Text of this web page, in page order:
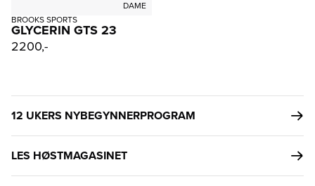
DAME
BROOKS SPORTS
GLYCERIN GTS 23
2200,-
12 UKERS NYBEGYNNERPROGRAM
LES HØSTMAGASINET